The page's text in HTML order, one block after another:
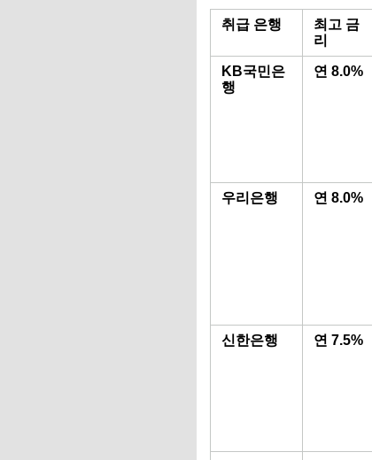
취급 은행
최고 금
리
KB국민은
행
연 8.0%
우리은행 연 8.0%
신한은행 연 7.5%